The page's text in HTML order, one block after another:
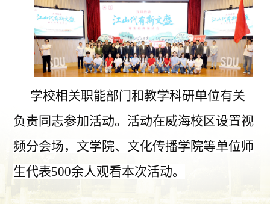
学校相关职能部门和教学科研单位有关
负责同志参加活动。活动在威海校区设置视
频分会场，文学院、文化传播学院等单位师
生代表500余人观看本次活动。